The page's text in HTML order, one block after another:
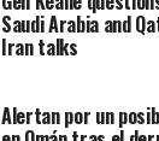
Saudi Arabia and
Iran talks
Alertan por un